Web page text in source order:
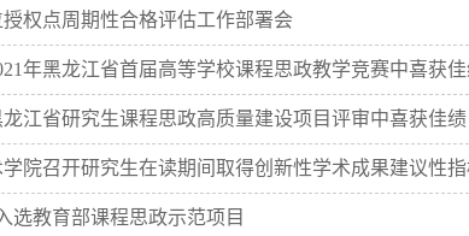
权点周期性合格评估工作部署会
年黑龙江省首届高等学校课程思政教学竞赛中喜获
江省研究生课程思政高质量建设项目评审中喜获佳绩
院召开研究生在读期间取得创新性学术成果建议性
教育部课程思政示范项目